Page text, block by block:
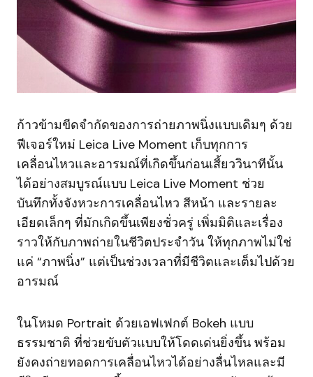
ก้าวข้ามขีดจำกัดของการถ่ายภาพนิ่งแบบเดิมๆ ด้วย
ฟีเจอร์ใหม่ Leica Live Moment เก็บทุกการ
เคลื่อนไหวและอารมณ์ที่เกิดขึ้นก่อนเสี้ยววินาทีนั้น
ได้อย่างสมบูรณ์แบบ Leica Live Moment ช่วย
บันทึกทั้งจังหวะการเคลื่อนไหว สีหน้า และรายละ
เอียดเล็กๆ ที่มักเกิดขึ้นเพียงชั่วครู่ เพิ่มมิติและเรื่อง
ราวให้กับภาพถ่ายในชีวิตประจำวัน ให้ทุกภาพไม่ใช่
แค่ “ภาพนิ่ง” แต่เป็นช่วงเวลาที่มีชีวิตและเต็มไปด้วย
อารมณ์
ในโหมด Portrait ด้วยเอฟเฟกต์ Bokeh แบบ
ธรรมชาติ ที่ช่วยขับตัวแบบให้โดดเด่นยิ่งขึ้น พร้อม
ยังคงถ่ายทอดการเคลื่อนไหวได้อย่างลื่นไหลและมี